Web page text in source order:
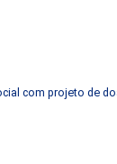
com projeto de